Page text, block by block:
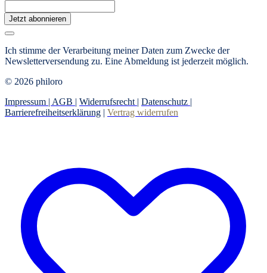
Jetzt abonnieren
Ich stimme der Verarbeitung meiner Daten zum Zwecke der
Newsletterversendung zu. Eine Abmeldung ist jederzeit möglich.
© 2026 philoro
Impressum | AGB | Widerrufsrecht | Datenschutz |
Barrierefreiheitserklärung | Vertrag widerrufen